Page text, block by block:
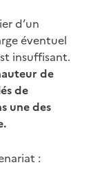
d’un
éventuel
insuffisant.
de
de
une des
: